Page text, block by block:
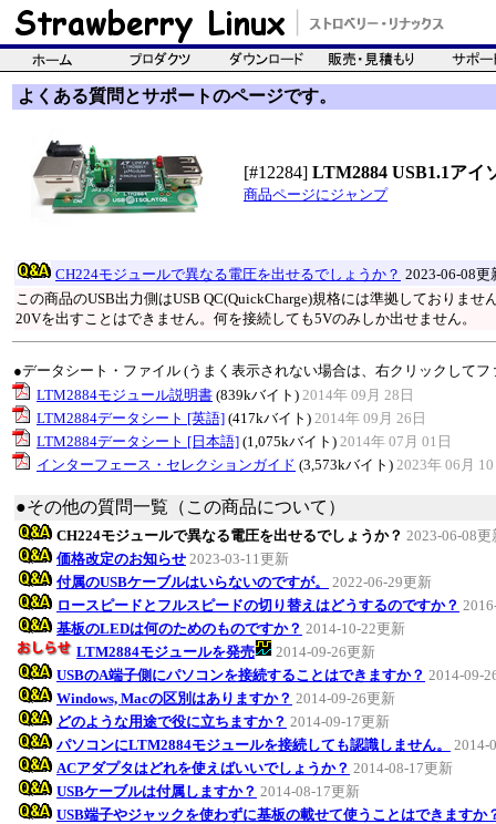
よくある質問とサポートのページです。
[#12284] LTM2884 USB1.1アイ
商品ページにジャンプ
CH224モジュールで異なる電圧を出せるでしょうか？ 2023-06-08更
この商品のUSB出力側はUSB QC(QuickCharge)規格には準拠しておりませ
20Vを出すことはできません。何を接続しても5Vのみしか出せません。
●データシート・ファイル (うまく表示されない場合は、右クリックして
LTM2884モジュール説明書 (839kバイト) 2014年 09月 28日
LTM2884データシート [英語] (417kバイト) 2014年 09月 26日
LTM2884データシート [日本語] (1,075kバイト) 2014年 07月 01日
インターフェース・セレクションガイド (3,573kバイト) 2023年 06月
●その他の質問一覧（この商品について）
CH224モジュールで異なる電圧を出せるでしょうか？ 2023-06-08更
価格改定のお知らせ 2023-03-11更新
付属のUSBケーブルはいらないのですが。
2022-06-29更新
ロースピードとフルスピードの切り替えはどうするのですか？
基板のLEDは何のためのものですか？ 2014-10-22更新
LTM2884モジュールを発売
2014-09-26更新
USBのA端子側にパソコンを接続することはできますか？ 2014-09-
Windows, Macの区別はありますか？ 2014-09-26更新
どのような用途で役に立ちますか？ 2014-09-17更新
パソコンにLTM2884モジュールを接続しても認識しません。
2014-
ACアダプタはどれを使えばいいでしょうか？ 2014-08-17更新
USBケーブルは付属しますか？ 2014-08-17更新
USB端子やジャックを使わずに基板の載せて使うことはできますか